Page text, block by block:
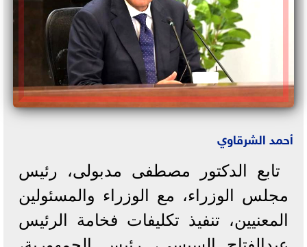
أحمد الشرقاوي
تابع الدكتور مصطفى مدبولى، رئيس
مجلس الوزراء، مع الوزراء والمسئولين
المعنيين، تنفيذ تكليفات فخامة الرئيس